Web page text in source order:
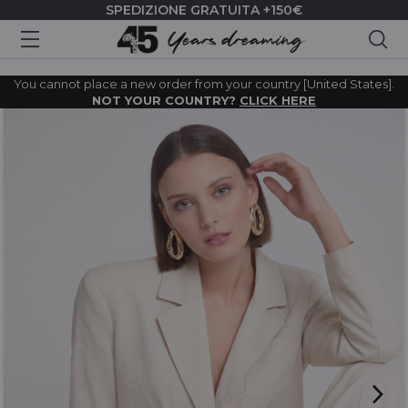
SPEDIZIONE GRATUITA +150€
You cannot place a new order from your country [United States].
NOT YOUR COUNTRY? CLICK HERE